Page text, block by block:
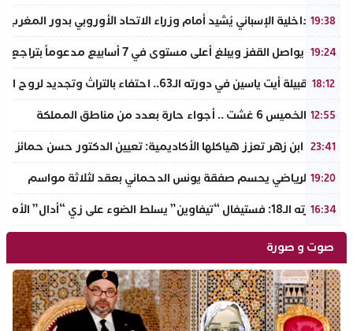
19:38
وزير الداخلية الإسباني يُشيد أمام وزراء الاتحاد الأوروبي بدور
19:24
الذهب يواصل القفز ويبلغ أعلى مستوى في 7 أسابيع مدعوماً بتراجع الدولار وانخفاض عوائد السندات
18:12
ملتقى قبيلة أيت ياسين في دورته الـ63.. احتفاء بالتراث وتجديد لروح الانتماء الوطني
12:55
طقس الخميس 6 غشت .. أجواء حارة بعدد من مناطق المملكة
23:41
جامعة ابن زهر تعزز هياكلها الأكاديمية: تعيين الدكتور حسن حمائز
19:20
الرجاء الرياضي يحسم صفقة يونس الدحماني بعقد لثلاثة مواسم
16:34
في دورته الـ18: فستيفال “تيفاوين” يسلط الضوء على زي “أدال” الأمازيغي ويكرم رائدات التطريز والتصميم بالـأطلس الصغير
صوت و صورة